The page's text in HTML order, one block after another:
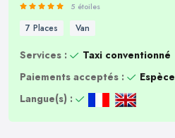
5 étoiles
7 Places Van
Services :
Taxi conventionné
Paiements acceptés :
Espèce
Langue(s) :